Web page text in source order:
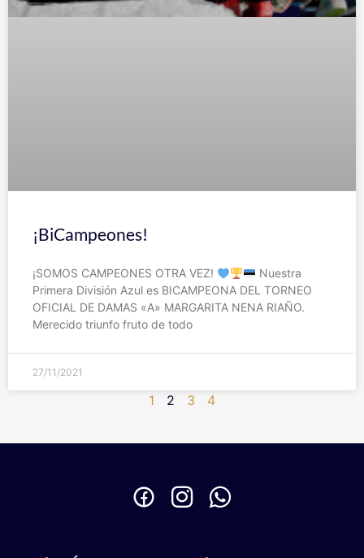
¡BiCampeones!
¡SOMOS CAMPEONES OTRA VEZ!
Nuestra
Primera División Azul es BICAMPEONA DEL TORNEO
OFICIAL DE DAMAS «A» MARGARITA NENA RIAÑO.
Merecido triunfo fruto de todo
27/11/2021
1 2 3 4